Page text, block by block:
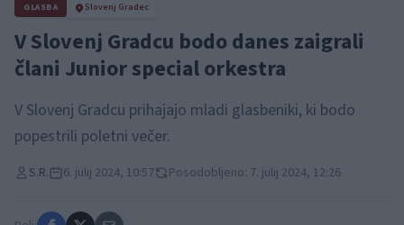
GLASBA Slovenj Gradec
V Slovenj Gradcu bodo danes zaigrali
člani Junior special orkestra
V Slovenj Gradcu prihajajo mladi glasbeniki, ki bodo
popestrili poletni večer.
S.R. 6. julij 2024, 10:57 Posodobljeno: 7. julij 2024, 12:26